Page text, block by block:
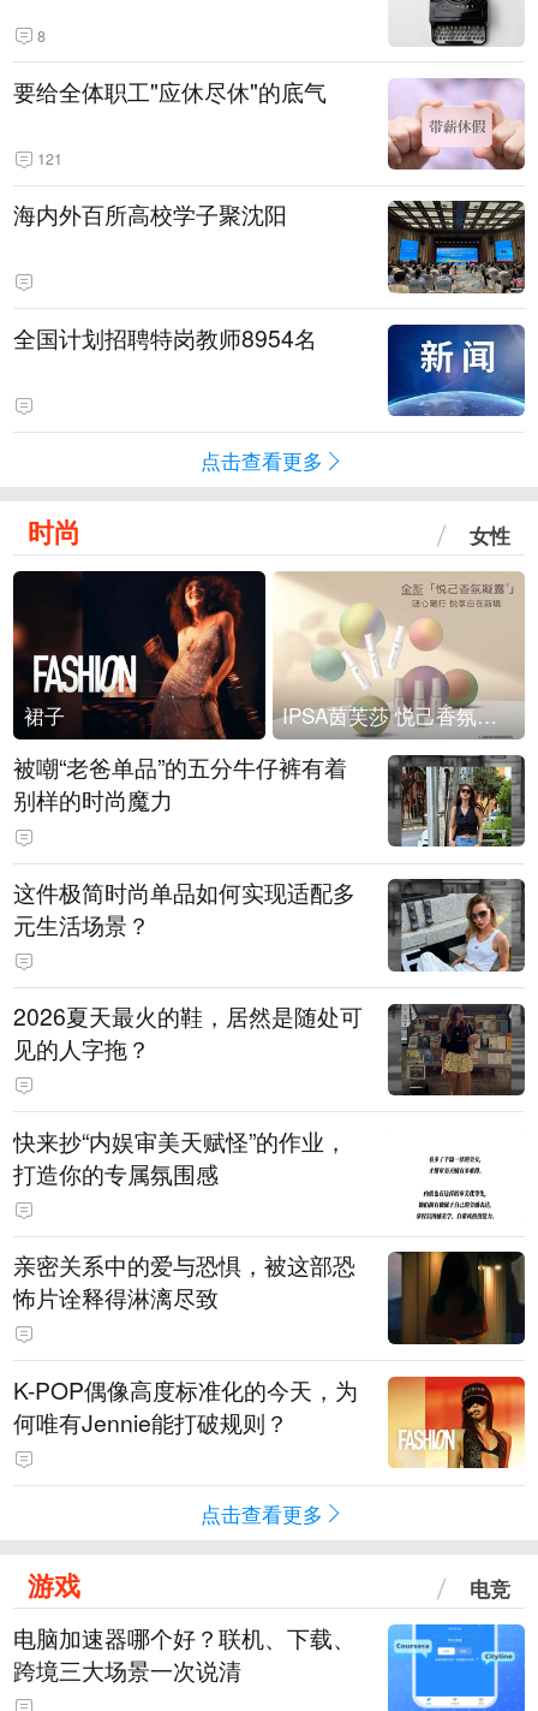
8
要给全体职工"应休尽休"的底气
121
海内外百所高校学子聚沈阳
全国计划招聘特岗教师8954名
点击查看更多
时尚 女性
裙子 IPSA茵芙莎 悦己香氛凝露上市
被嘲“老爸单品”的五分牛仔裤有着
别样的时尚魔力
这件极简时尚单品如何实现适配多
元生活场景？
2026夏天最火的鞋，居然是随处可
见的人字拖？
快来抄“内娱审美天赋怪”的作业，
打造你的专属氛围感
亲密关系中的爱与恐惧，被这部恐
怖片诠释得淋漓尽致
K-POP偶像高度标准化的今天，为
何唯有Jennie能打破规则？
点击查看更多
游戏 电竞
电脑加速器哪个好？联机、下载、
跨境三大场景一次说清